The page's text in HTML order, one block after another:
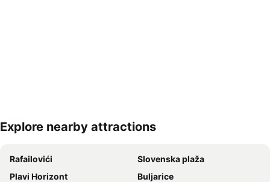
Explore nearby attractions
Rafailovići
Slovenska plaža
Plavi Horizont
Buljarice